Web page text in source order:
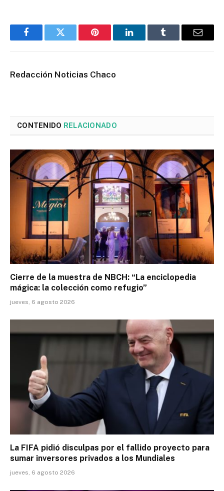
FacebookTwitter Pinterest LinkedInTumblr Email
Redacción Noticias Chaco
CONTENIDO RELACIONADO
Cierre de la muestra de NBCH: “La enciclopedia
mágica: la colección como refugio”
jueves, 6 agosto 2026
La FIFA pidió disculpas por el fallido proyecto para
sumar inversores privados a los Mundiales
jueves, 6 agosto 2026